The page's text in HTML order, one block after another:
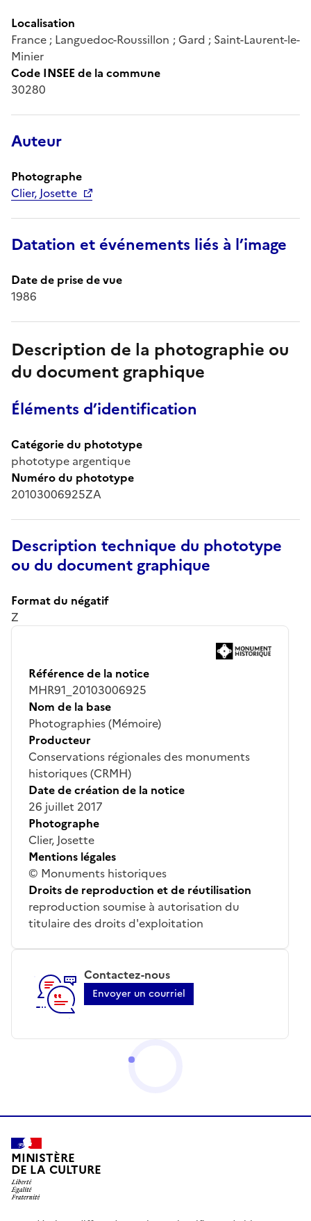
Localisation
France ; Languedoc-Roussillon ; Gard ; Saint-Laurent-le-
Minier
Code INSEE de la commune
30280
Auteur
Photographe
Clier, Josette
Datation et événements liés à l’image
Date de prise de vue
1986
Description de la photographie ou
du document graphique
Éléments d’identification
Catégorie du phototype
phototype argentique
Numéro du phototype
20103006925ZA
Description technique du phototype
ou du document graphique
Format du négatif
Z
Référence de la notice
MHR91_20103006925
Nom de la base
Photographies (Mémoire)
Producteur
Conservations régionales des monuments
historiques (CRMH)
Date de création de la notice
26 juillet 2017
Photographe
Clier, Josette
Mentions légales
© Monuments historiques
Droits de reproduction et de réutilisation
reproduction soumise à autorisation du
titulaire des droits d'exploitation
Contactez-nous
Envoyer un courriel
MINISTÈRE
DE LA CULTURE